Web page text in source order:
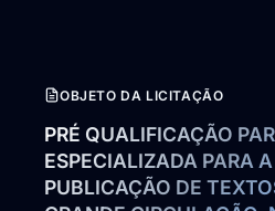
OBJETO DA LICITAÇÃO
PRÉ QUALIFICAÇÃO
ESPECIALIZADA PARA
PUBLICAÇÃO DE